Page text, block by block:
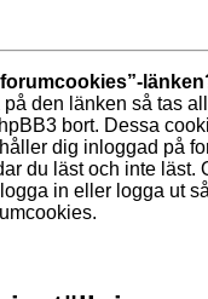
den länken så tas
bort. Dessa
dig inloggad på
du läst och inte läst.
in eller logga ut